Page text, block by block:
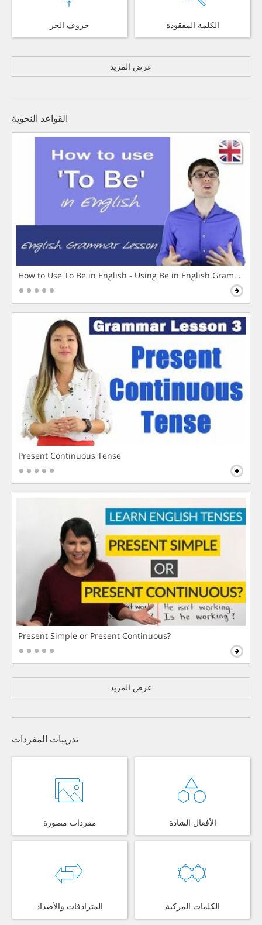
حروف الجر الكلمة المفقودة
عرض المزيد
القواعد النحوية
How to Use To Be in English - Using Be in English Grammar
Present Continuous Tense
Present Simple or Present Continuous?
عرض المزيد
تدريبات المفردات
مفردات مصورة الأفعال الشاذة
المترادفات والأضداد الكلمات المركبة